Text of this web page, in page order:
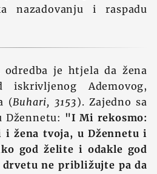
nazadovanju i raspadu
je htjela da žena
iskrivljenog Ademovog,
(Buhari, 3153). Zajedno sa
Džennetu: "I Mi rekosmo:
žena tvoja, u Džennetu i
god želite i odakle god
drvetu ne približujte pa da